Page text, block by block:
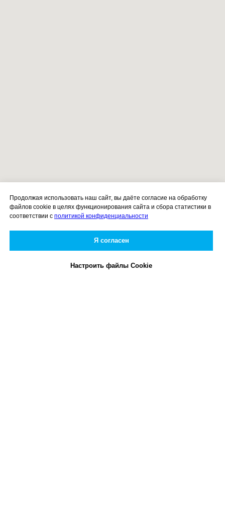
Продолжая использовать наш сайт, вы даёте согласие на обработку
файлов cookie в целях функционирования сайта и сбора статистики в
соответствии с политикой конфиденциальности
Я согласен
Настроить файлы Cookie